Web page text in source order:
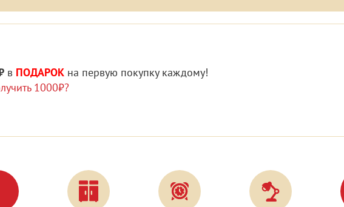
в ПОДАРОК на первую покупку каждому!
1000₽?